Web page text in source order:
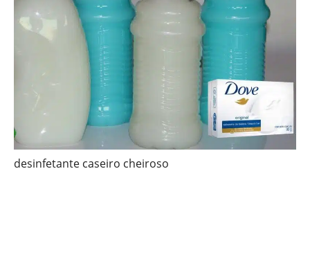
desinfetante caseiro cheiroso